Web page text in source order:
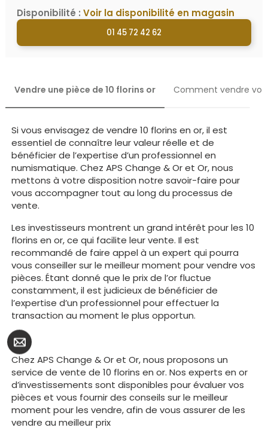
Disponibilité : Voir la disponibilité en magasin
01 45 72 42 62
Vendre une pièce de 10 florins or Comment vendre
Si vous envisagez de vendre 10 florins en or, il est
essentiel de connaître leur valeur réelle et de
bénéficier de l’expertise d’un professionnel en
numismatique. Chez APS Change & Or et Or, nous
mettons à votre disposition notre savoir-faire pour
vous accompagner tout au long du processus de
vente.
Les investisseurs montrent un grand intérêt pour les 10
florins en or, ce qui facilite leur vente. Il est
recommandé de faire appel à un expert qui pourra
vous conseiller sur le meilleur moment pour vendre vos
pièces. Étant donné que le prix de l’or fluctue
constamment, il est judicieux de bénéficier de
l’expertise d’un professionnel pour effectuer la
transaction au moment le plus opportun.
Chez APS Change & Or et Or, nous proposons un
service de vente de 10 florins en or. Nos experts en or
d’investissements sont disponibles pour évaluer vos
pièces et vous fournir des conseils sur le meilleur
moment pour les vendre, afin de vous assurer de les
vendre au meilleur prix